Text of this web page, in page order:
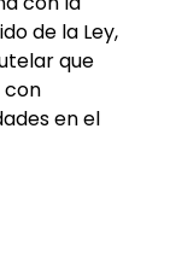
de la Ley,
que
con
en el